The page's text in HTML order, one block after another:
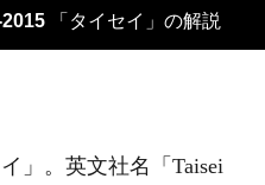
「タイセイ」の解説
」。英文社名「Taisei